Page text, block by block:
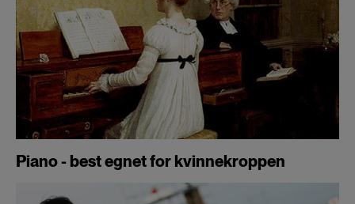
Piano - best egnet for kvinnekroppen